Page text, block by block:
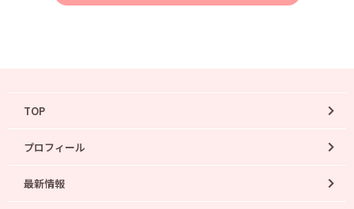
TOP
プロフィール
最新情報